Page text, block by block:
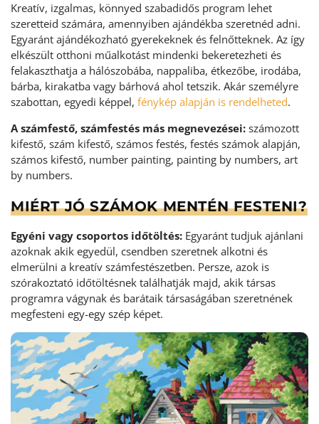
Kreatív, izgalmas, könnyed szabadidős program lehet
szeretteid számára, amennyiben ajándékba szeretnéd adni.
Egyaránt ajándékozható gyerekeknek és felnőtteknek. Az így
elkészült otthoni műalkotást mindenki bekeretezheti és
felakaszthatja a hálószobába, nappaliba, étkezőbe, irodába,
bárba, kirakatba vagy bárhová ahol tetszik. Akár személyre
szabottan, egyedi képpel, fénykép alapján is rendelheted.
A számfestő, számfestés más megnevezései: számozott
kifestő, szám kifestő, számos festés, festés számok alapján,
számos kifestő, number painting, painting by numbers, art
by numbers.
MIÉRT JÓ SZÁMOK MENTÉN FESTENI?
Egyéni vagy csoportos időtöltés: Egyaránt tudjuk ajánlani
azoknak akik egyedül, csendben szeretnek alkotni és
elmerülni a kreatív számfestészetben. Persze, azok is
szórakoztató időtöltésnek találhatják majd, akik társas
programra vágynak és barátaik társaságában szeretnének
megfesteni egy-egy szép képet.